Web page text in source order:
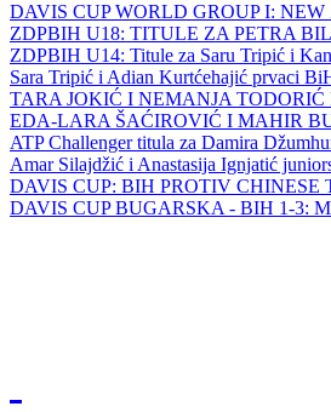
DAVIS CUP WORLD GROUP I:
ZDPBIH U18: TITULE ZA PETRA
ZDPBIH U14: Titule za Saru Tripić i
Sara Tripić i Adian Kurtćehajić prvaci
TARA JOKIĆ I NEMANJA
EDA-LARA ŠAĆIROVIĆ I MAHIR
ATP Challenger titula za Damira
Amar Silajdžić i Anastasija Ignjatić
DAVIS CUP: BIH PROTIV CHINESE
DAVIS CUP BUGARSKA - BIH 1-3: